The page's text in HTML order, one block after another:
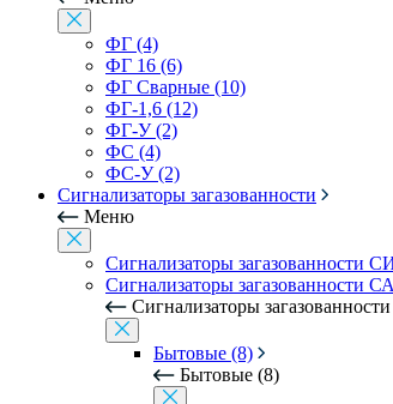
ФГ (4)
ФГ 16 (6)
ФГ Сварные (10)
ФГ-1,6 (12)
ФГ-У (2)
ФС (4)
ФС-У (2)
Сигнализаторы загазованности
Меню
Сигнализаторы загазованности
Сигнализаторы загазованности
Сигнализаторы
Бытовые (8)
Бытовые (8)